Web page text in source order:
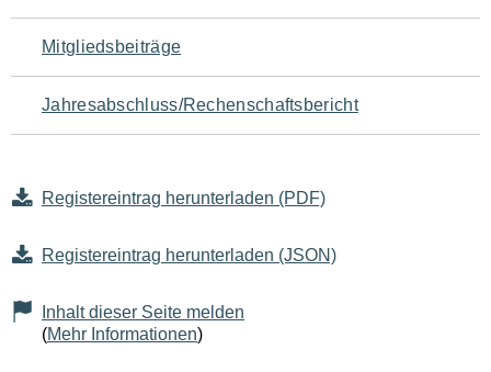
Mitgliedsbeiträge
Jahresabschluss/Rechenschaftsbericht
Registereintrag herunterladen (PDF)
Registereintrag herunterladen (JSON)
Inhalt dieser Seite melden
(Mehr Informationen)